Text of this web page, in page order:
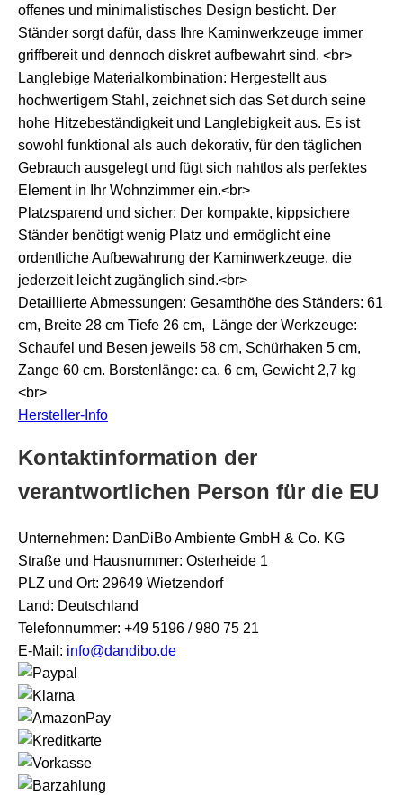
offenes und minimalistisches Design besticht. Der
Ständer sorgt dafür, dass Ihre Kaminwerkzeuge immer
griffbereit und dennoch diskret aufbewahrt sind. <br>
Langlebige Materialkombination: Hergestellt aus
hochwertigem Stahl, zeichnet sich das Set durch seine
hohe Hitzebeständigkeit und Langlebigkeit aus. Es ist
sowohl funktional als auch dekorativ, für den täglichen
Gebrauch ausgelegt und fügt sich nahtlos als perfektes
Element in Ihr Wohnzimmer ein.<br>
Platzsparend und sicher: Der kompakte, kippsichere
Ständer benötigt wenig Platz und ermöglicht eine
ordentliche Aufbewahrung der Kaminwerkzeuge, die
jederzeit leicht zugänglich sind.<br>
Detaillierte Abmessungen: Gesamthöhe des Ständers: 61
cm, Breite 28 cm Tiefe 26 cm, Länge der Werkzeuge:
Schaufel und Besen jeweils 58 cm, Schürhaken 5 cm,
Zange 60 cm. Borstenlänge: ca. 6 cm, Gewicht 2,7 kg
<br>
Hersteller-Info
Kontaktinformation der
verantwortlichen Person für die EU
Unternehmen: DanDiBo Ambiente GmbH & Co. KG
Straße und Hausnummer: Osterheide 1
PLZ und Ort: 29649 Wietzendorf
Land: Deutschland
Telefonnummer: +49 5196 / 980 75 21
E-Mail: info@dandibo.de